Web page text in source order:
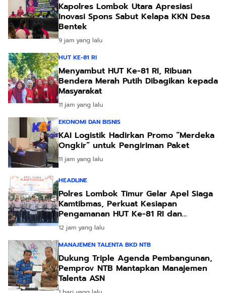
Kapolres Lombok Utara Apresiasi
Inovasi Spons Sabut Kelapa KKN Desa
Bentek
9 jam yang lalu
HUT KE-81 RI
Menyambut HUT Ke-81 RI, Ribuan
Bendera Merah Putih Dibagikan kepada
Masyarakat
11 jam yang lalu
EKONOMI DAN BISNIS
KAI Logistik Hadirkan Promo “Merdeka
Ongkir” untuk Pengiriman Paket
11 jam yang lalu
HEADLINE
Polres Lombok Timur Gelar Apel Siaga
Kamtibmas, Perkuat Kesiapan
Pengamanan HUT Ke-81 RI dan
Kunjungan Kapolri
12 jam yang lalu
MANAJEMEN TALENTA BKD NTB
Dukung Triple Agenda Pembangunan,
Pemprov NTB Mantapkan Manajemen
Talenta ASN